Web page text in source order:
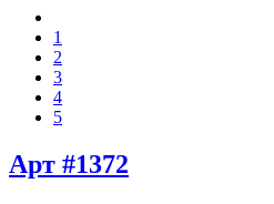
1
2
3
4
5
Арт #1372